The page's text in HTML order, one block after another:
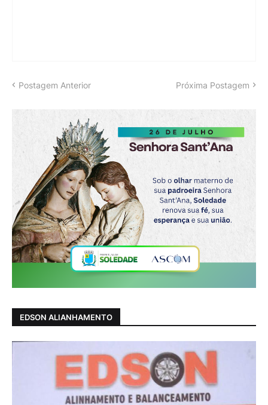
Postagem Anterior Próxima Postagem
EDSON ALIANHAMENTO